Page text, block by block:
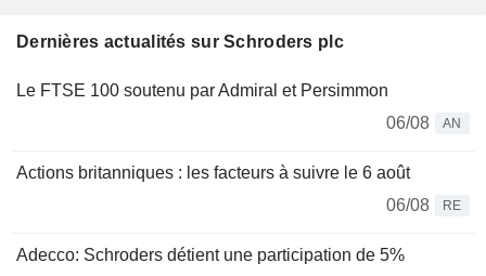
Dernières actualités sur Schroders plc
Le FTSE 100 soutenu par Admiral et Persimmon
06/08
AN
Actions britanniques : les facteurs à suivre le 6 août
06/08
RE
Adecco: Schroders détient une participation de 5%